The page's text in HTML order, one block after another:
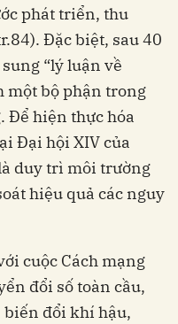
phát triển, thu
Đặc biệt, sau 40
“lý luận về
một bộ phận trong
Để hiện thực hóa
Đại hội XIV của
duy trì môi trường
hiệu quả các nguy
cuộc Cách mạng
đổi số toàn cầu,
biến đổi khí hậu,